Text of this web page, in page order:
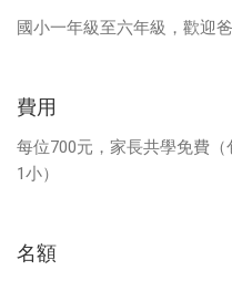
國小一年級至六年級，歡迎
費用
每位700元，家長共學免費
1小）
名額